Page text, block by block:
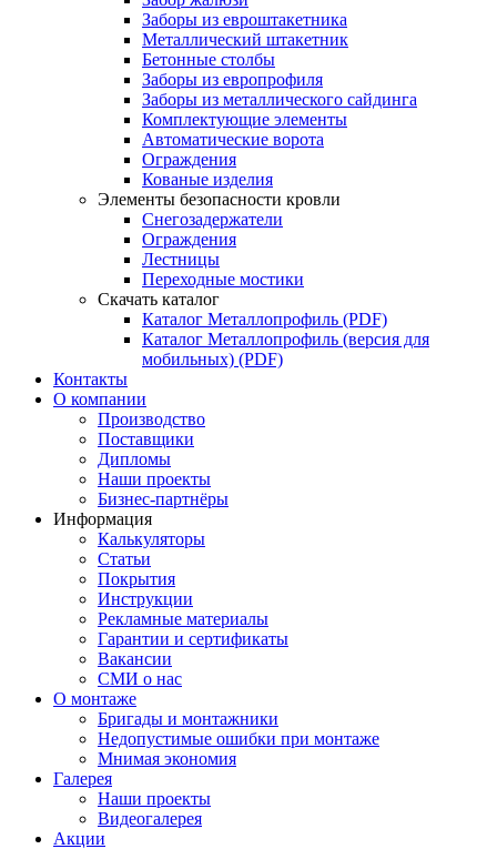
Заборы из евроштакетника
Металлический штакетник
Бетонные столбы
Заборы из европрофиля
Заборы из металлического сайдинга
Комплектующие элементы
Автоматические ворота
Ограждения
Кованые изделия
Элементы безопасности кровли
Снегозадержатели
Ограждения
Лестницы
Переходные мостики
Скачать каталог
Каталог Металлопрофиль (PDF)
Каталог Металлопрофиль (версия для
мобильных) (PDF)
Контакты
О компании
Производство
Поставщики
Дипломы
Наши проекты
Бизнес-партнёры
Информация
Калькуляторы
Статьи
Покрытия
Инструкции
Рекламные материалы
Гарантии и сертификаты
Вакансии
СМИ о нас
О монтаже
Бригады и монтажники
Недопустимые ошибки при монтаже
Мнимая экономия
Галерея
Наши проекты
Видеогалерея
Акции